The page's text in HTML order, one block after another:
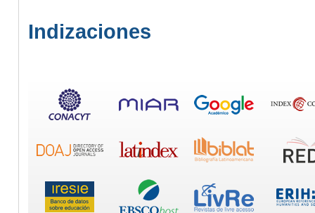
Indizaciones